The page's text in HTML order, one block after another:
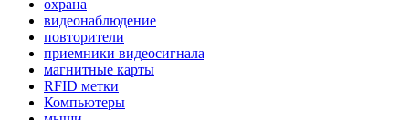
охрана
видеонаблюдение
повторители
приемники видеосигнала
магнитные карты
RFID метки
Компьютеры